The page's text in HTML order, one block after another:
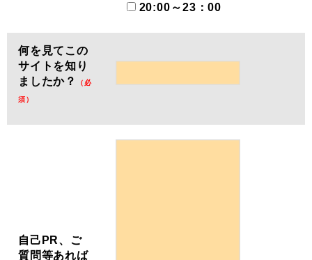
20:00～23：00
何を見てこの
サイトを知り
ましたか？
（必
須）
自己PR、ご
質問等あれば